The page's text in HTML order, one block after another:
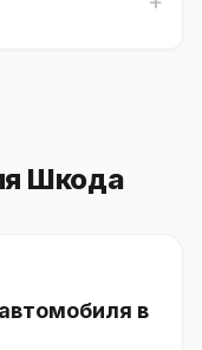
Шкода
в